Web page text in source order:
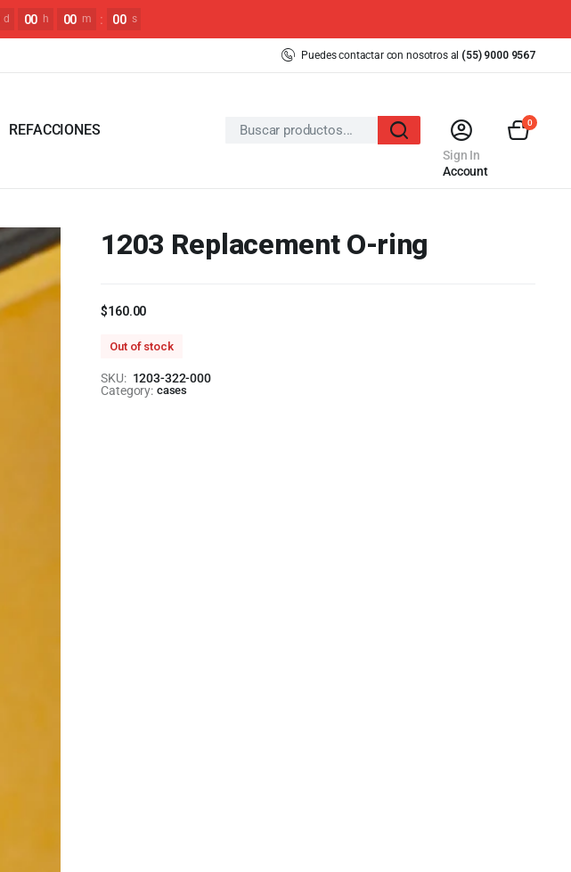
d 00 h 00 m : 00 s
Puedes contactar con nosotros al (55) 9000 9567
REFACCIONES
Sign In
Account
0
1203 Replacement O-ring
$160.00
Out of stock
SKU: 1203-322-000
Category: cases